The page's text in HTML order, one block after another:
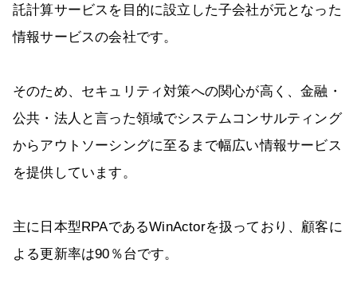
託計算サービスを目的に設立した子会社が元となった
情報サービスの会社です。
そのため、セキュリティ対策への関心が高く、金融・
公共・法人と言った領域でシステムコンサルティング
からアウトソーシングに至るまで幅広い情報サービス
を提供しています。
主に日本型RPAであるWinActorを扱っており、顧客に
よる更新率は90％台です。